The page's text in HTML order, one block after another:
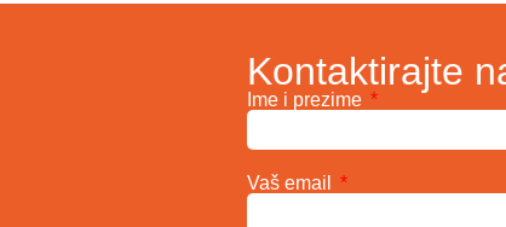
Kontaktirajte
Ime i prezime
Vaš email